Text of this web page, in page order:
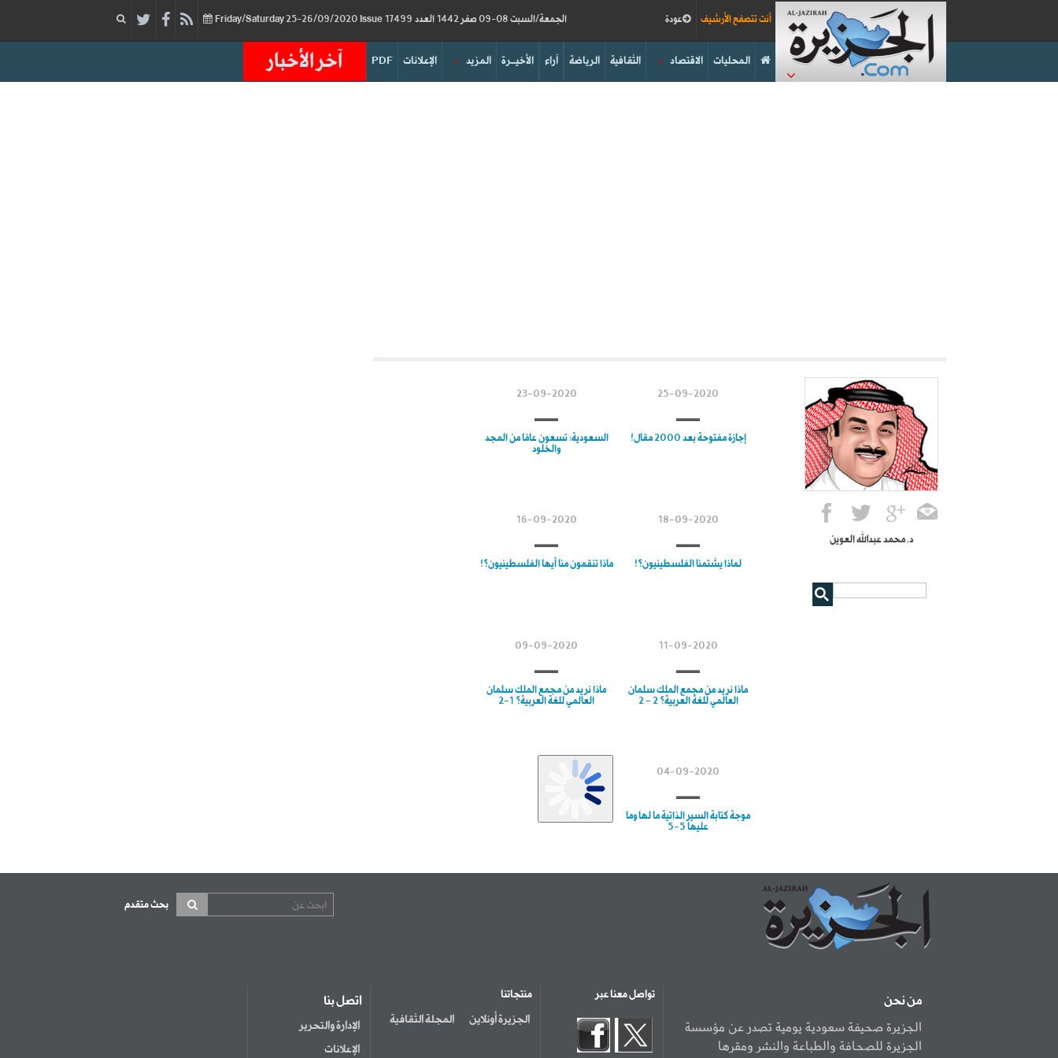
الجمعة/السبت 08-09 صفر 1442 العدد 17499 Issue عودة أنت تتصفح الأرشيف
آخر الأخبار PDF الإعلانات المزيد الأخيــرة آراء الرياضة الثقافية الاقتصاد المحليات
د. محمد عبدالله العوين
25-09-2020
إجازة مفتوحة بعد 2000 مقال!
23-09-2020
السعودية: تسعون عامًا من المجد
والخلود
18-09-2020
لماذا يشتمنا الفلسطينيون؟!
16-09-2020
ماذا تنقمون منا أيها الفلسطينيون؟!
11-09-2020
ماذا نريد من مجمع الملك سلمان
العالمي للغة العربية؟ 2 - 2
09-09-2020
ماذا نريد من مجمع الملك سلمان
العالمي للغة العربية؟ 1-2
04-09-2020
موجة كتابة السير الذاتية ما لها وما
عليها 5-5
بحث متقدم
من نحن
الجزيرة صحيفة سعودية يومية تصدر عن مؤسسة
الجزيرة للصحافة والطباعة والنشر ومقرها
تواصل معنا عبر منتجاتنا
الجزيرة أونلاين المجلة الثقافية
اتصل بنا
الإدارة والتحرير
الإعلانات